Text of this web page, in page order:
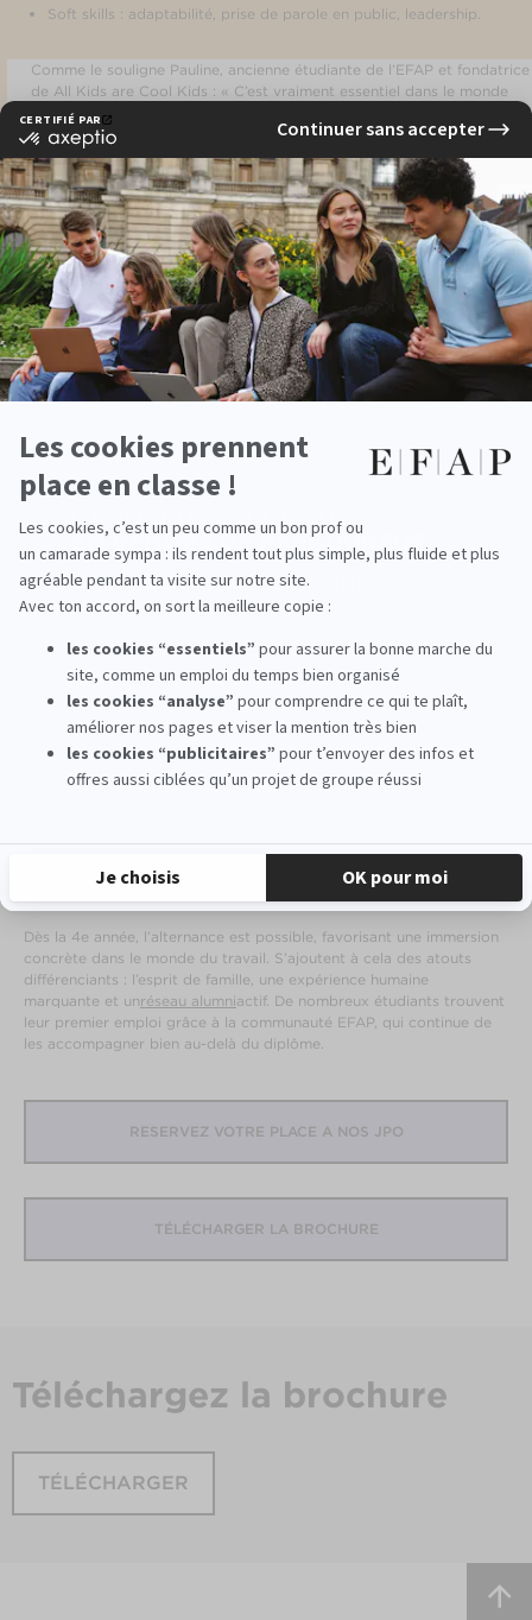
Soft skills : adaptabilité, prise de parole en public, leadership.
Comme le souligne Pauline, ancienne étudiante de l’EFAP et fondatrice
de All Kids are Cool Kids : « C’est vraiment essentiel dans le monde
actuel de se former à la data voire à la big data… Apprendre à coder
en SQL, être un as d’Excel, savoir faire vivre les chiffres dans un
narratif adapté, c’est primordial de nos jours. »
Laformation communicationde l’EFAP offre justement cet équilibre
entre capacités relationnelles et compétences techniques de pointe.
Débouchés et évolutions de carrière
La richesse du programme EFAP ouvre la voie à de nombreux
métiers :
Chef de projet événementiel: organise et coordonne des
événements impactants.
l’image d’une marque.
Attaché de presse : entretient les relations avec les médias et gère
la visibilité des projets.
professionnels.
Directeur de production : supervise la logistique et les équipes de
production.
Après quelques années d’expérience, les diplômés peuvent évoluer
vers des postes de direction ou créer leur propre agence. La
EFAP constitue un atout majeur pour
bâtir une carrière solide et évolutive.
Une ouverture à l’international et un
réseau solide
internationale précieuse. Les étudiants renforcent leurs
compétences en anglais, découvrent d’autres cultures et élargissent
Dès la 4e année, l’alternance est possible, favorisant une immersion
concrète dans le monde du travail. S’ajoutent à cela des atouts
différenciants : l’esprit de famille, une expérience humaine
marquante et unréseau alumniactif. De nombreux étudiants trouvent
leur premier emploi grâce à la communauté EFAP, qui continue de
les accompagner bien au-delà du diplôme.
RESERVEZ VOTRE PLACE A NOS JPO
TÉLÉCHARGER LA BROCHURE
Téléchargez la brochure
TÉLÉCHARGER
EN CE MOMENT À L'EFAP